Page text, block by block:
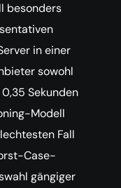
besonders
in einer
sowohl
Sekunden
Modell
Fall
Case-
gängiger